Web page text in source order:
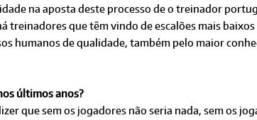
na aposta deste processo de o treinador
treinadores que têm vindo de escalões mais
humanos de qualidade, também pelo maior
últimos anos?
que sem os jogadores não seria nada, sem os